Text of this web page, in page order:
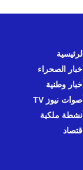
الرئيسية
أخبار الصحراء
أخبار وطنية
أصوات نيوز TV
أنشطة ملكية
اقتصاد